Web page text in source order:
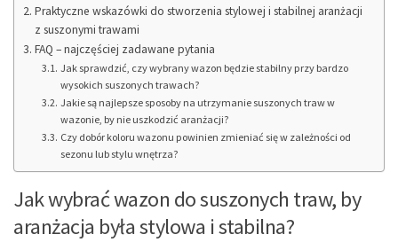
Praktyczne wskazówki do stworzenia stylowej i stabilnej aranżacji
z suszonymi trawami
FAQ – najczęściej zadawane pytania
Jak sprawdzić, czy wybrany wazon będzie stabilny przy bardzo
wysokich suszonych trawach?
Jakie są najlepsze sposoby na utrzymanie suszonych traw w
wazonie, by nie uszkodzić aranżacji?
Czy dobór koloru wazonu powinien zmieniać się w zależności od
sezonu lub stylu wnętrza?
Jak wybrać wazon do suszonych traw, by
aranżacja była stylowa i stabilna?